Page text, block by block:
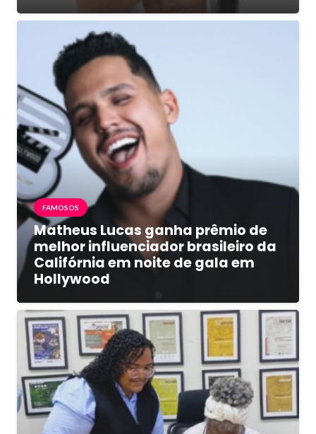
FAMOSOS
Matheus Lucas ganha prêmio de
melhor influenciador brasileiro da
Califórnia em noite de gala em
Hollywood